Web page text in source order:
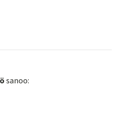
sanoo: